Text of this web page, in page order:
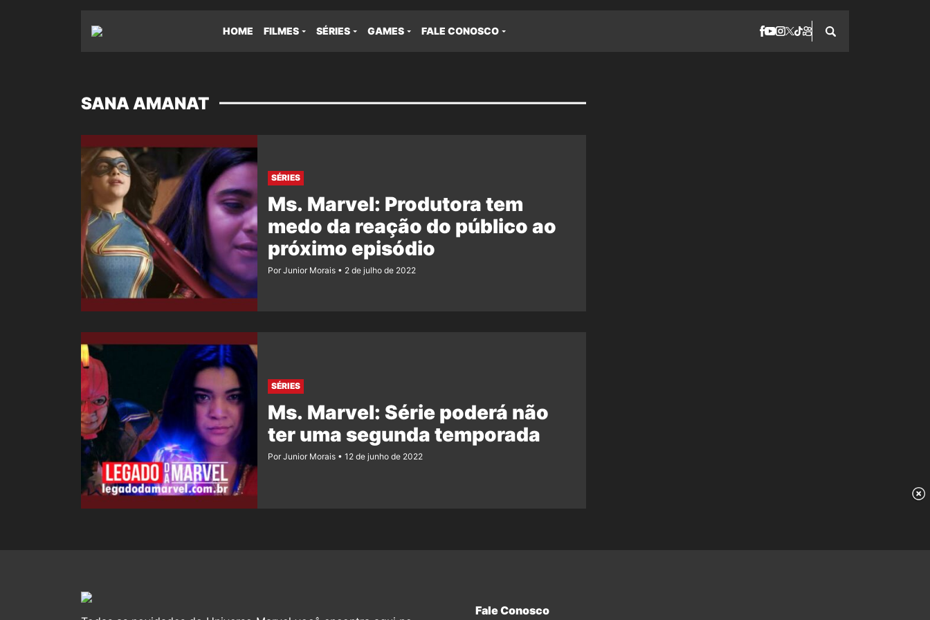
HOME FILMES SÉRIES GAMES FALE CONOSCO
SANA AMANAT
SÉRIES
Ms. Marvel: Produtora tem
medo da reação do público ao
próximo episódio
Por Junior Morais 2 de julho de 2022
SÉRIES
Ms. Marvel: Série poderá não
ter uma segunda temporada
Por Junior Morais 12 de junho de 2022
Fale Conosco